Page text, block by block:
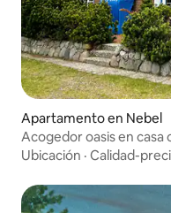
Apartamento en Nebel
Acogedor oasis en casa
Ubicación · Calidad-